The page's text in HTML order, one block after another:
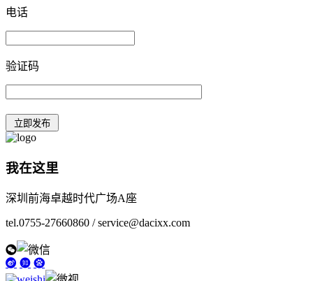
电话
验证码
我在这里
深圳前海卓越时代广场A座
tel.0755-27660860 / service@dacixx.com